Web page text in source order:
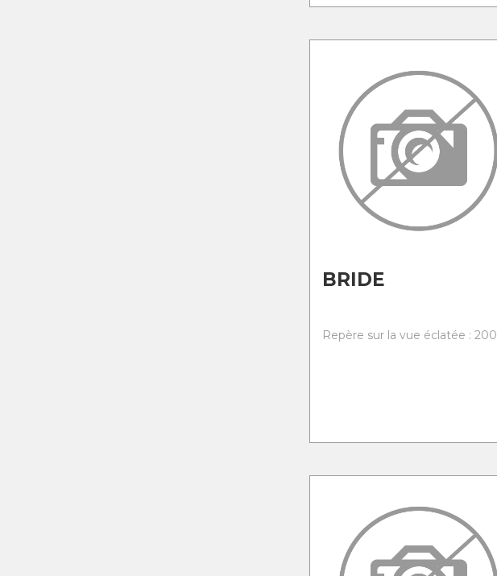
BRIDE
Repère sur la vue éclatée : 200